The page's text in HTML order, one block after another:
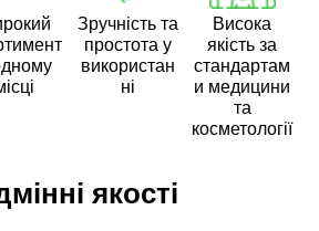
Зручність та
простота у
використан
ні
Висока
якість за
стандартам
и медицини
та
косметології
якості